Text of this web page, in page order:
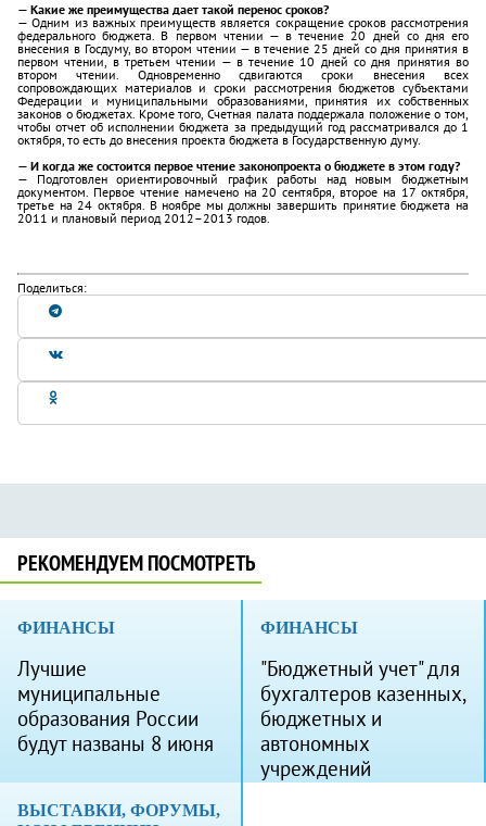
— Какие же преимущества дает такой перенос сроков?
— Одним из важных преимуществ является сокращение сроков рассмотрения
федерального бюджета. В первом чтении — в течение 20 дней со дня его
внесения в Госдуму, во втором чтении — в течение 25 дней со дня принятия в
первом чтении, в третьем чтении — в течение 10 дней со дня принятия во
втором чтении. Одновременно сдвигаются сроки внесения всех
сопровождающих материалов и сроки рассмотрения бюджетов субъектами
Федерации и муниципальными образованиями, принятия их собственных
законов о бюджетах. Кроме того, Счетная палата поддержала положение о том,
чтобы отчет об исполнении бюджета за предыдущий год рассматривался до 1
октября, то есть до внесения проекта бюджета в Государственную думу.
— И когда же состоится первое чтение законопроекта о бюджете в этом году?
— Подготовлен ориентировочный график работы над новым бюджетным
документом. Первое чтение намечено на 20 сентября, второе на 17 октября,
третье на 24 октября. В ноябре мы должны завершить принятие бюджета на
2011 и плановый период 2012–2013 годов.
Поделиться:
РЕКОМЕНДУЕМ ПОСМОТРЕТЬ
ФИНАНСЫ
Лучшие
муниципальные
образования России
будут названы 8 июня
ФИНАНСЫ
"Бюджетный учет" для
бухгалтеров казенных,
бюджетных и
автономных
учреждений
ВЫСТАВКИ, ФОРУМЫ,